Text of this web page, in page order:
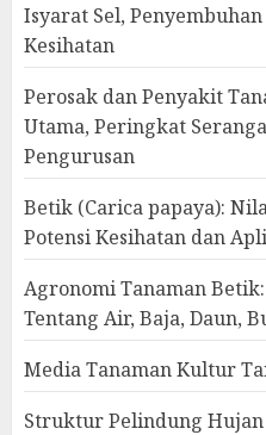
Isyarat Sel,
Kesihatan
Perosak dan Penyakit
Utama, Peringkat
Pengurusan
Betik (Carica papaya):
Potensi Kesihatan dan
Agronomi Tanaman
Tentang Air, Baja, Daun,
Media Tanaman Kultur
Struktur Pelindung